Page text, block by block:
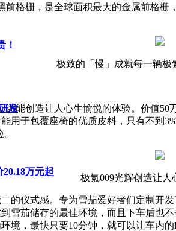
格栅，是全球面积最大的金属前格
极致的「慢」成就每一辆极
能创造让人心生愉悦的体验。价值
用于包覆座椅的优质皮料，只有不到
极氪009光辉创造让人
的仪式感。专为雪茄爱好者们定制开
雪茄储存的最佳环境，而且下车后也
境，最快只要10分钟，就可以让车内
！
发
万元起